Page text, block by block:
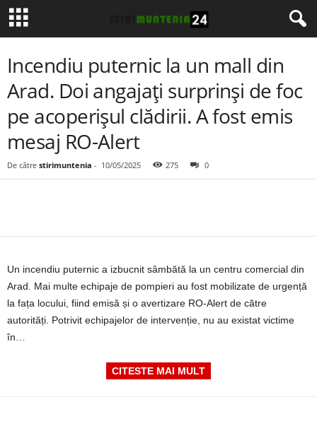
Incendiu puternic la un mall din
Arad. Doi angajați surprinși de foc
pe acoperișul clădirii. A fost emis
mesaj RO-Alert
De către stirimuntenia - 10/05/2025 275 0
Un incendiu puternic a izbucnit sâmbătă la un centru comercial din
Arad. Mai multe echipaje de pompieri au fost mobilizate de urgență
la fața locului, fiind emisă și o avertizare RO-Alert de către
autorități. Potrivit echipajelor de intervenție, nu au existat victime
în…
CITESTE MAI MULT